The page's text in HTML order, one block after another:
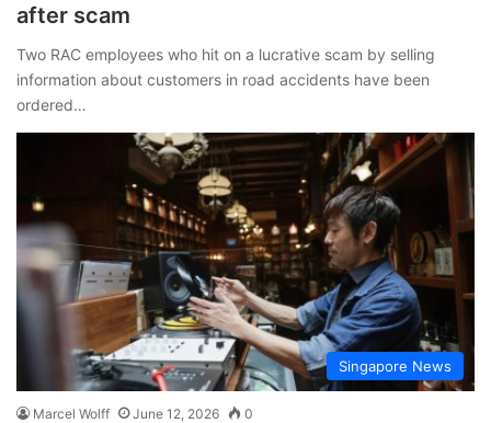
after scam
Two RAC employees who hit on a lucrative scam by selling
information about customers in road accidents have been
ordered…
Singapore News
Marcel Wolff June 12, 2026 0